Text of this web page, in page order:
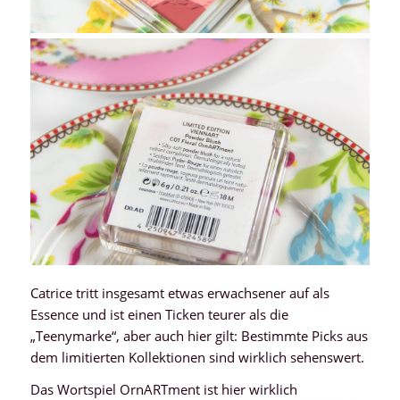
Catrice tritt insgesamt etwas erwachsener auf als
Essence und ist einen Ticken teurer als die
„Teenymarke“, aber auch hier gilt: Bestimmte Picks aus
dem limitierten Kollektionen sind wirklich sehenswert.
Das Wortspiel OrnARTment ist hier wirklich